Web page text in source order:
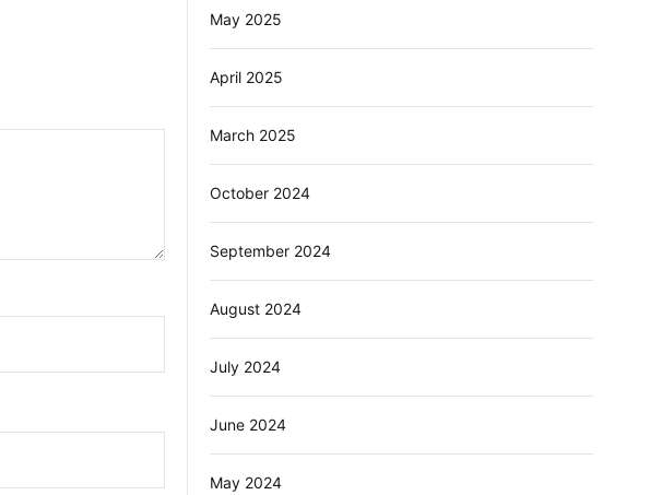
May 2025
April 2025
March 2025
October 2024
September 2024
August 2024
July 2024
June 2024
May 2024